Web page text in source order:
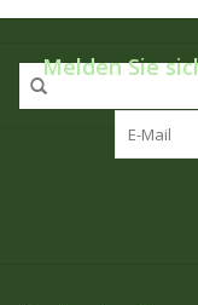
Melden Sie